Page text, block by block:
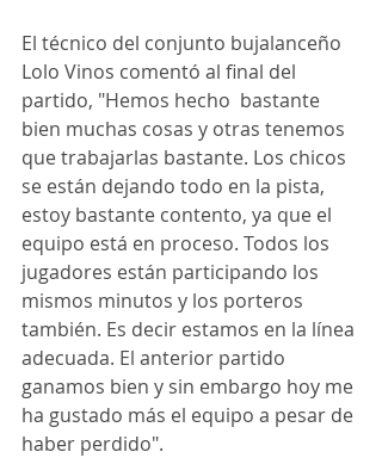
El técnico del conjunto bujalanceño
Lolo Vinos comentó al final del
partido, "Hemos hecho  bastante
bien muchas cosas y otras tenemos
que trabajarlas bastante. Los chicos
se están dejando todo en la pista,
estoy bastante contento, ya que el
equipo está en proceso. Todos los
jugadores están participando los
mismos minutos y los porteros
también. Es decir estamos en la línea
adecuada. El anterior partido
ganamos bien y sin embargo hoy me
ha gustado más el equipo a pesar de
haber perdido".